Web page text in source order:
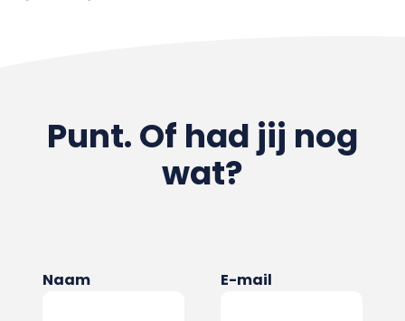
Punt. Of had jij nog
wat?
Naam E-mail